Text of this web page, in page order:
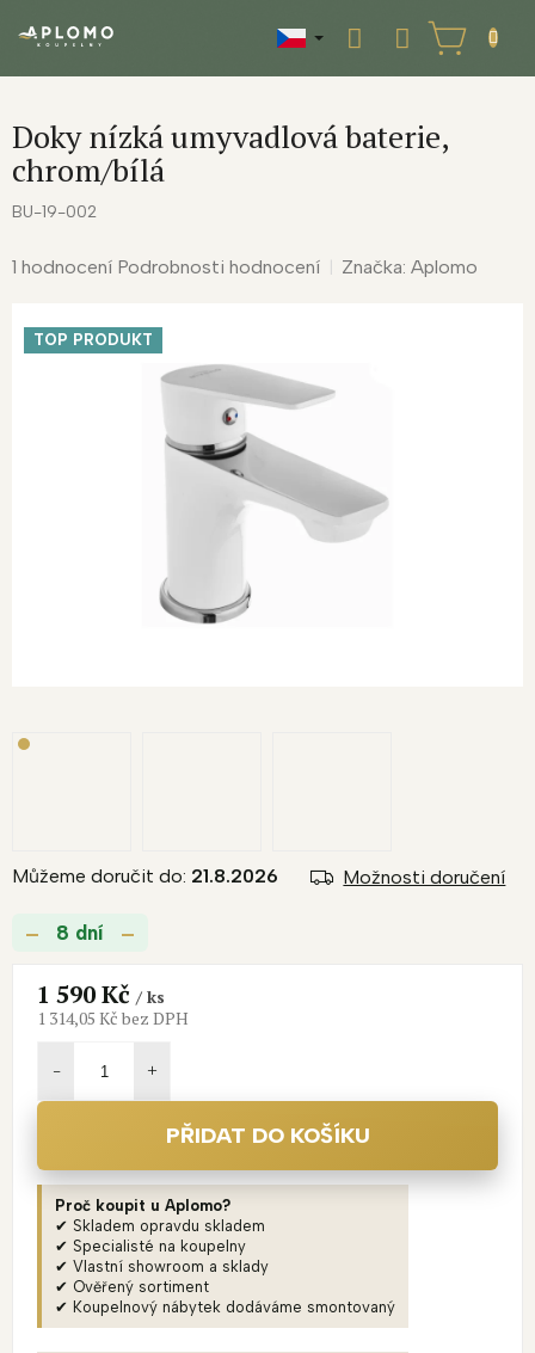
NÁKUPNÍ
KOŠÍK
Doky nízká umyvadlová baterie,
chrom/bílá
BU-19-002
Průměrné
1 hodnocení Podrobnosti hodnocení Značka: Aplomo
TOP PRODUKT
8 dní
Můžeme doručit do: 21.8.2026 Možnosti doručení
1 590 Kč/ ks
1 314,05 Kč bez DPH
PŘIDAT DO KOŠÍKU
Proč koupit u Aplomo?
✔ Skladem opravdu skladem
✔ Specialisté na koupelny
✔ Vlastní showroom a sklady
✔ Ověřený sortiment
✔ Koupelnový nábytek dodáváme smontovaný